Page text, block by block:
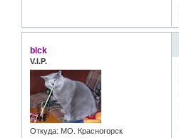
blck
V.I.P.
Откуда: МО. Красногорск